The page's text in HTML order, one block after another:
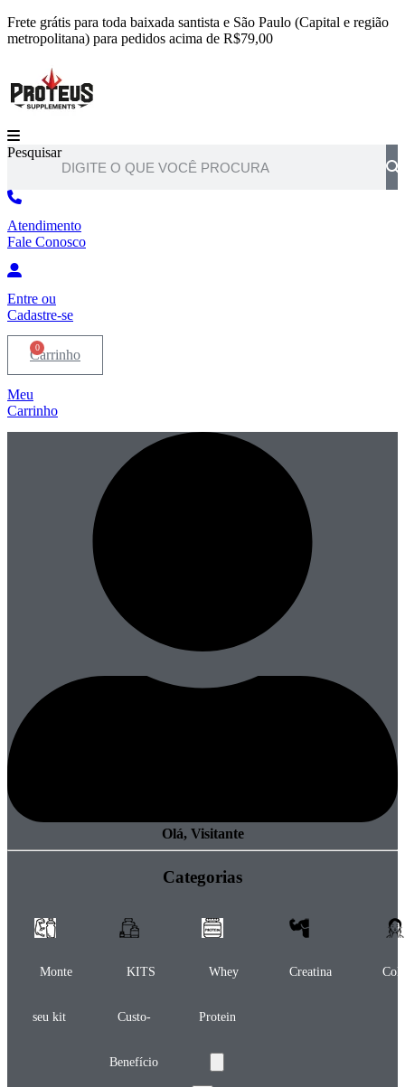
Ir
para
conteúdo
Frete grátis para toda baixada santista e São Paulo (Capital e região
metropolitana) para pedidos acima de R$79,00
Pesquisar
Atendimento
Fale Conosco
Entre ou
Cadastre-se
0
Carrinho
Meu
Carrinho
Olá, Visitante
Categorias
Monte
seu kit
KITS
Custo-
Benefício
Whey
Protein
Creatina